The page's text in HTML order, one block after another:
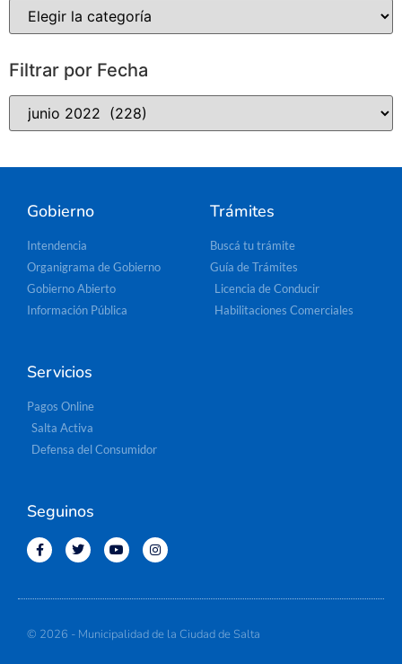
Filtrar por Fecha
Gobierno
Intendencia
Organigrama de Gobierno
Gobierno Abierto
Información Pública
Trámites
Buscá tu trámite
Guía de Trámites
Licencia de Conducir
Habilitaciones Comerciales
Servicios
Pagos Online
Salta Activa
Defensa del Consumidor
Seguinos
© 2026 - Municipalidad de la Ciudad de Salta